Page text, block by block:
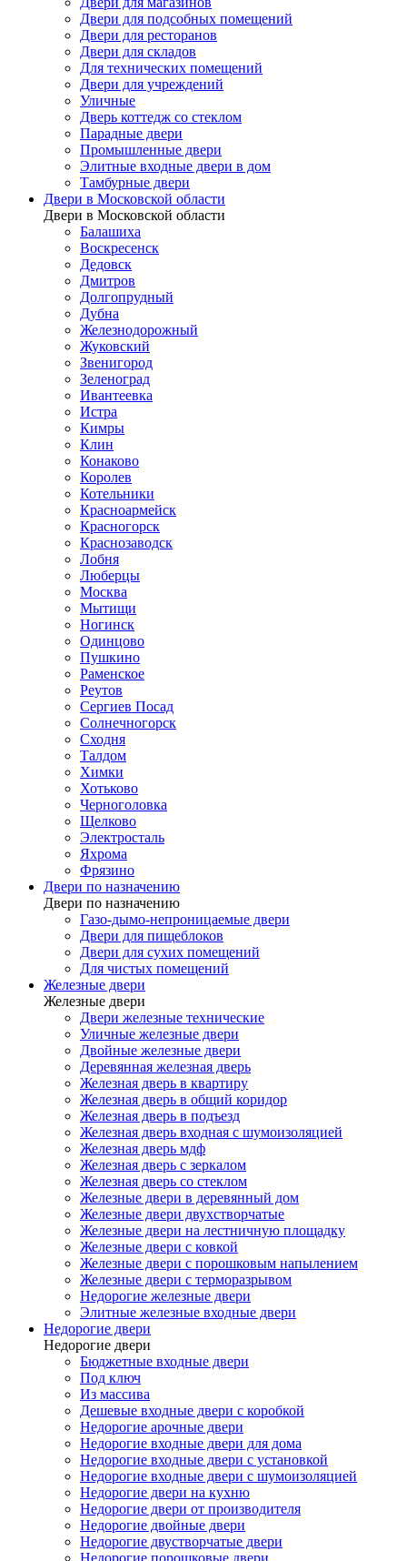
Двери для подсобных помещений
Двери для ресторанов
Двери для складов
Для технических помещений
Двери для учреждений
Уличные
Дверь коттедж со стеклом
Парадные двери
Промышленные двери
Элитные входные двери в дом
Тамбурные двери
Двери в Московской области
Двери в Московской области
Балашиха
Воскресенск
Дедовск
Дмитров
Долгопрудный
Дубна
Железнодорожный
Жуковский
Звенигород
Зеленоград
Ивантеевка
Истра
Кимры
Клин
Конаково
Королев
Котельники
Красноармейск
Красногорск
Краснозаводск
Лобня
Люберцы
Москва
Мытищи
Ногинск
Одинцово
Пушкино
Раменское
Реутов
Сергиев Посад
Солнечногорск
Сходня
Талдом
Химки
Хотьково
Черноголовка
Щелково
Электросталь
Яхрома
Фрязино
Двери по назначению
Двери по назначению
Газо-дымо-непроницаемые двери
Двери для пищеблоков
Двери для сухих помещений
Для чистых помещений
Железные двери
Железные двери
Двери железные технические
Уличные железные двери
Двойные железные двери
Деревянная железная дверь
Железная дверь в квартиру
Железная дверь в общий коридор
Железная дверь в подъезд
Железная дверь входная с шумоизоляцией
Железная дверь мдф
Железная дверь с зеркалом
Железная дверь со стеклом
Железные двери в деревянный дом
Железные двери двухстворчатые
Железные двери на лестничную площадку
Железные двери с ковкой
Железные двери с порошковым напылением
Железные двери с терморазрывом
Недорогие железные двери
Элитные железные входные двери
Недорогие двери
Недорогие двери
Бюджетные входные двери
Под ключ
Из массива
Дешевые входные двери с коробкой
Недорогие арочные двери
Недорогие входные двери для дома
Недорогие входные двери с установкой
Недорогие входные двери с шумоизоляцией
Недорогие двери на кухню
Недорогие двери от производителя
Недорогие двойные двери
Недорогие двустворчатые двери